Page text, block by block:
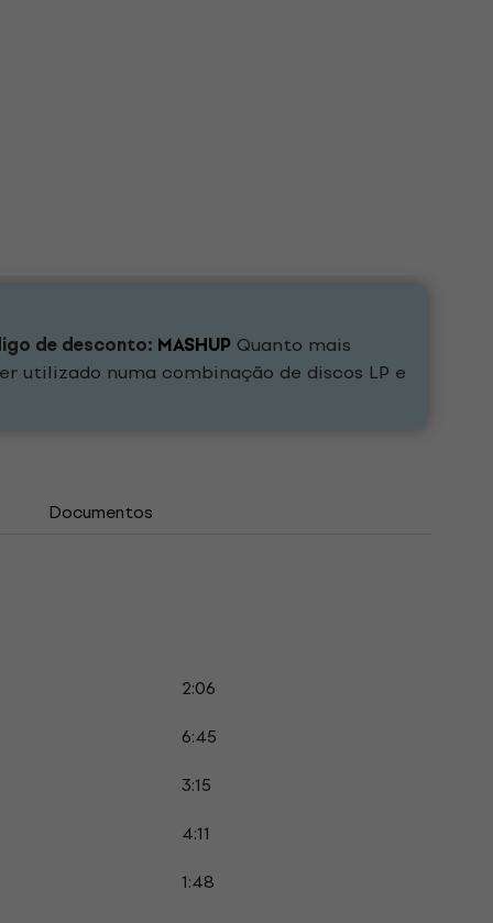
de desconto: MASHUP Quanto mais
utilizado numa combinação de discos LP e
Documentos
2:06
6:45
3:15
4:11
1:48